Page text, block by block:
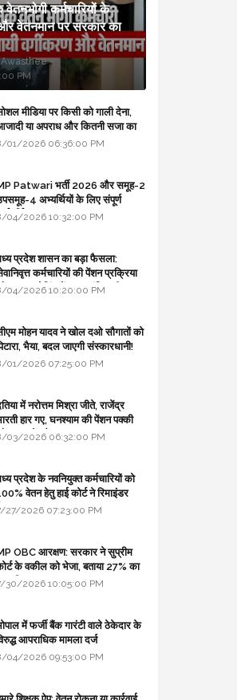
कर्मचारियों के
वेतनमान पर सरकार का
PM
मीडिया पर किसी को गाली देना,
या अपराध और कितनी सजा का
- free legal advice
01/2026 06:36:00 PM
Patwari भर्ती 2026 और समूह-2
4 अभ्यर्थियों के लिए संपूर्ण
04/2026 10:32:00 PM
प्रदेश शासन का बड़ा फैसला:
कर्मचारियों की पेंशन प्रक्रिया
बजट कोडिंग में हुए क्रांतिकारी
04/2026 10:20:00 PM
मोहन यादव ने खोल दओ सौगातों को
भैया, बदल जाएगी संस्कारधानी!
01/2026 07:25:00 PM
में नरोत्तम मिश्रा जीते, राजेंद्र
हार गए, घनश्याम की पेंशन पक्की
आशुतोष बैक टू...
03/2026 06:32:00 PM
प्रदेश के नवनियुक्त कर्मचारियों को
वेतन हेतु हाई कोर्ट ने रिमाइंडर
27/2026 07:23:00 PM
OBC आरक्षण: सरकार ने सुप्रीम
के वकील को भेजा, बताया 27% का
आधार
30/2026 10:05:00 PM
में फर्जी बैंक गारंटी वाले ठेकेदार के
आपराधिक मामला दर्ज
04/2026 09:53:00 PM